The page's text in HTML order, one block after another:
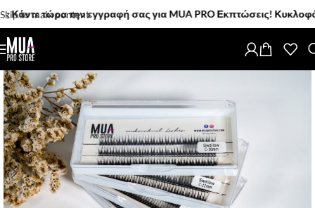
Skip to main content
τώρα την εγγραφή σας για MUA PRO Εκπτώσεις!